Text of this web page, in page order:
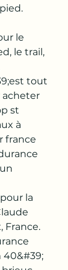
le
le trail,
tout
acheter
st
à
france
la
France.
40&#39;